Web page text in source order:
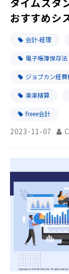
おすすめシ
会計-経理
電子帳簿保存法
ジョブカン経
楽楽精算
freee会計
2023-11-07